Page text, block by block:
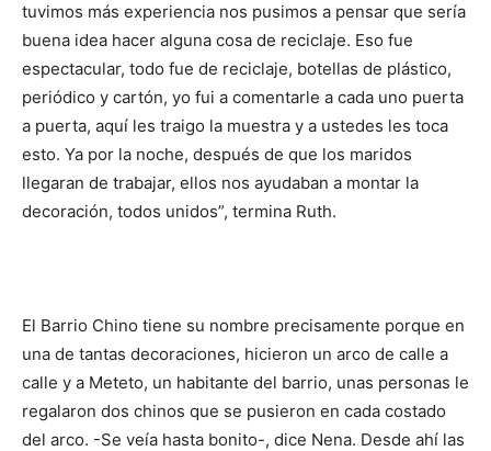
tuvimos más experiencia nos pusimos a pensar que sería
buena idea hacer alguna cosa de reciclaje. Eso fue
espectacular, todo fue de reciclaje, botellas de plástico,
periódico y cartón, yo fui a comentarle a cada uno puerta
a puerta, aquí les traigo la muestra y a ustedes les toca
esto. Ya por la noche, después de que los maridos
llegaran de trabajar, ellos nos ayudaban a montar la
decoración, todos unidos”, termina Ruth.
El Barrio Chino tiene su nombre precisamente porque en
una de tantas decoraciones, hicieron un arco de calle a
calle y a Meteto, un habitante del barrio, unas personas le
regalaron dos chinos que se pusieron en cada costado
del arco. -Se veía hasta bonito-, dice Nena. Desde ahí las